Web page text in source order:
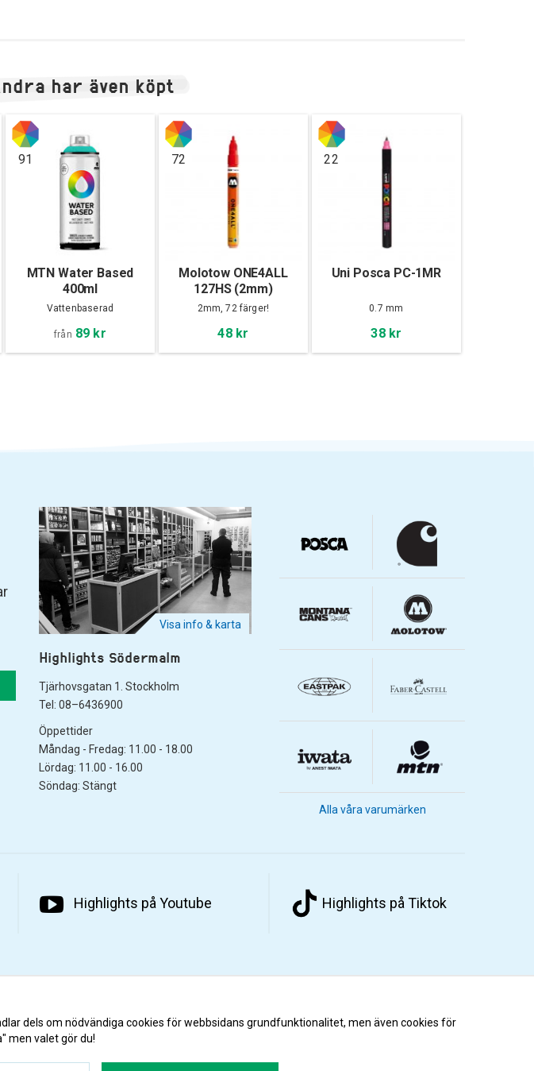
har även köpt
91
MTN Water Based
400ml
Vattenbaserad
från 89 kr
72
Molotow ONE4ALL
127HS (2mm)
2mm, 72 färger!
48 kr
22
Uni Posca PC-1MR
0.7 mm
38 kr
Visa info & karta
Highlights Södermalm
Tjärhovsgatan 1. Stockholm
Tel: 08–6436900
Öppettider
Måndag - Fredag: 11.00 - 18.00
Lördag: 11.00 - 16.00
Söndag: Stängt
Alla våra varumärken
Highlights på Youtube Highlights på Tiktok
dels om nödvändiga cookies för webbsidans grundfunktionalitet, men även cookies för
men valet gör du!